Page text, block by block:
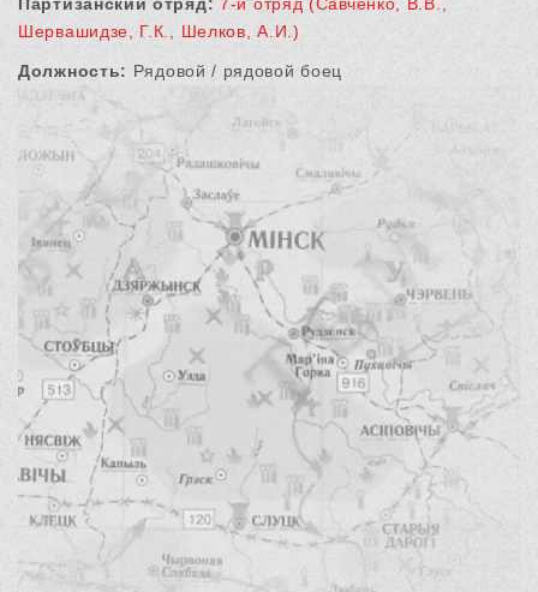
Шервашидзе, Г.К., Шелков, А.И.)
Должность: Рядовой / рядовой боец